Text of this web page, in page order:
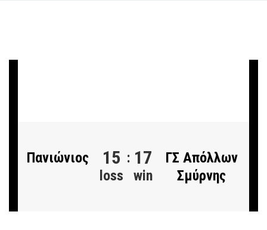
Πανιώνιος 15
loss
: 17
win
ΓΣ Απόλλων
Σμύρνης